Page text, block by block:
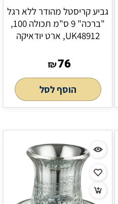
גביע קריסטל מהודר ללא רגל
"ברכה" 9 ס"מ תכולה 100,
UK48912, ארט יודאיקה
₪76
הוסף לסל